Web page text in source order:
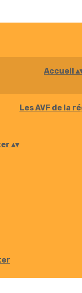
Accueil ▴
Les AVF de la
▴▾